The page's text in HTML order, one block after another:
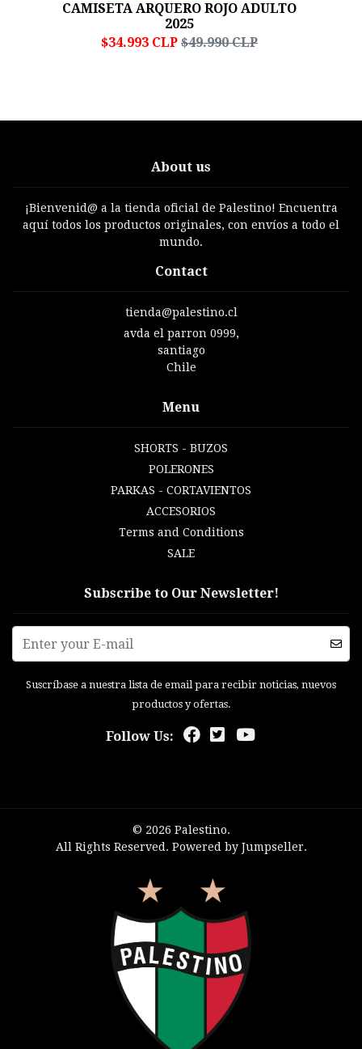
CAMISETA ARQUERO ROJO ADULTO
2025
$34.993 CLP $49.990 CLP
About us
¡Bienvenid@ a la tienda oficial de Palestino! Encuentra
aquí todos los productos originales, con envíos a todo el
mundo.
Contact
tienda@palestino.cl
avda el parron 0999,
santiago
Chile
Menu
SHORTS - BUZOS
POLERONES
PARKAS - CORTAVIENTOS
ACCESORIOS
Terms and Conditions
SALE
Subscribe to Our Newsletter!
Suscríbase a nuestra lista de email para recibir noticias, nuevos
productos y ofertas.
Follow Us:
© 2026 Palestino.
All Rights Reserved. Powered by Jumpseller.